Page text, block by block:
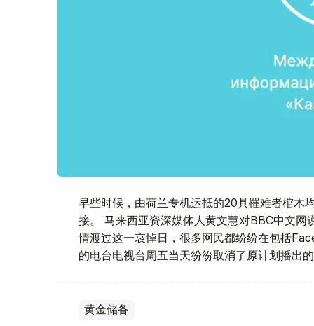
早些时候，由荷兰专机运抵的20具罹难者棺木
接。 马来西亚资深媒体人黄文慧对BBC中文
情渡过这一哀悼日，很多网民都纷纷在包括
的电台电视台周五当天纷纷取消了原计划播出
黄金储备